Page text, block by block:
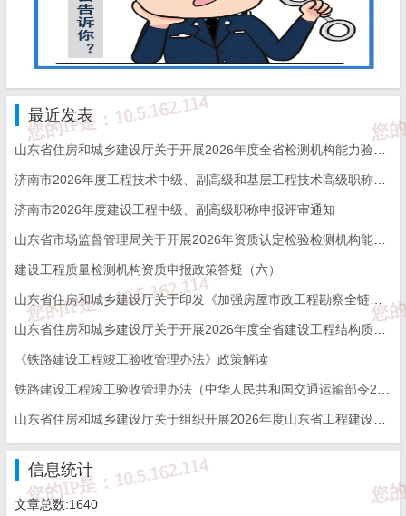
电子申请材料。
水利部收到申请材料后，5个工作日内作出是否受理的决
内（行政
许可20个工作日，专家评审40个工作日，主要申报信
息和专家评审意见分别公示5个工作日，组织听证〔如有时〕20
个工作日）作出行政许可决定，自作出决定之日起10个工作日
内对有关申请单位颁发资质等级证书。有关单位可登录水利部
政务服务平台，在“我的证照”中点击“证照下载”查看和下载更
新后的电子资质等级证书。
四、其他事项
（一）水利部将通过水利部政务服务平台公示申请单位的
（二）申请单位登录水利部政务服务平台，在线填写 《水
（水利工程）（含技术负责人）、一级造价工程师（水利工
程）信息均通过调取水利部政务服务平台的人员注册信息自动
最近发表
济南市2026年度建设工程中级、副高级职称申报评审通知
建设工程质量检测机构资质申报政策答疑（六）
《铁路建设工程竣工验收管理办法》政策解读
信息统计
文章总数:1640